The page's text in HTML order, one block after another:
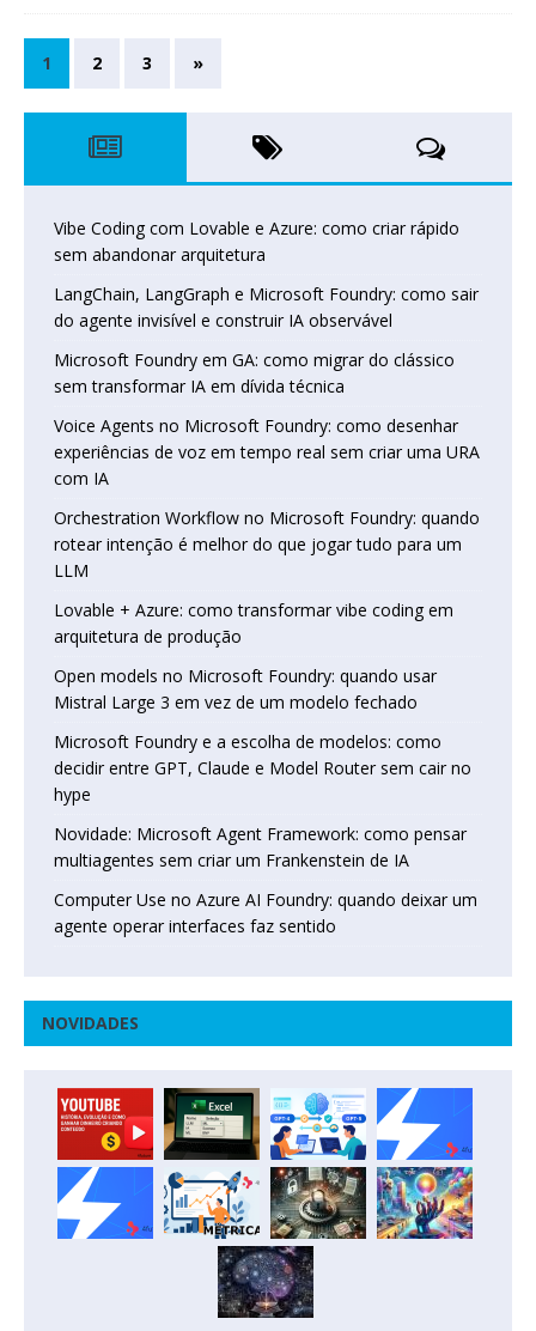
1 2 3 »
Vibe Coding com Lovable e Azure: como criar rápido
sem abandonar arquitetura
LangChain, LangGraph e Microsoft Foundry: como sair
do agente invisível e construir IA observável
Microsoft Foundry em GA: como migrar do clássico
sem transformar IA em dívida técnica
Voice Agents no Microsoft Foundry: como desenhar
experiências de voz em tempo real sem criar uma URA
com IA
Orchestration Workflow no Microsoft Foundry: quando
rotear intenção é melhor do que jogar tudo para um
LLM
Lovable + Azure: como transformar vibe coding em
arquitetura de produção
Open models no Microsoft Foundry: quando usar
Mistral Large 3 em vez de um modelo fechado
Microsoft Foundry e a escolha de modelos: como
decidir entre GPT, Claude e Model Router sem cair no
hype
Novidade: Microsoft Agent Framework: como pensar
multiagentes sem criar um Frankenstein de IA
Computer Use no Azure AI Foundry: quando deixar um
agente operar interfaces faz sentido
NOVIDADES